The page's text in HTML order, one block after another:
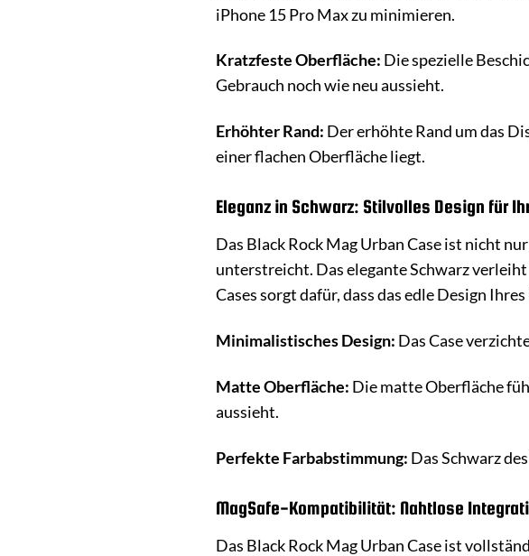
iPhone 15 Pro Max zu minimieren.
Kratzfeste Oberfläche: Die spezielle
Gebrauch noch wie neu aussieht.
Erhöhter Rand: Der erhöhte Rand um das
einer flachen Oberfläche liegt.
Eleganz in Schwarz: Stilvolles Design für
Das Black Rock Mag Urban Case ist nicht
unterstreicht. Das elegante Schwarz
Cases sorgt dafür, dass das edle Design
Minimalistisches Design: Das Case
Matte Oberfläche: Die matte Oberfläche
aussieht.
Perfekte Farbabstimmung: Das Schwarz
MagSafe-Kompatibilität: Nahtlose
Das Black Rock Mag Urban Case ist